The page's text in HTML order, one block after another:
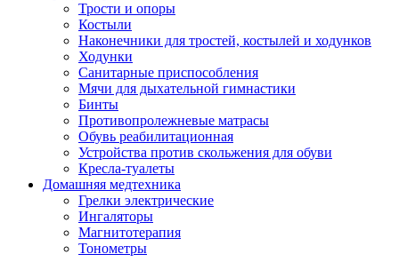
Трости и опоры
Костыли
Наконечники для тростей, костылей и ходунков
Ходунки
Санитарные приспособления
Мячи для дыхательной гимнастики
Бинты
Противопролежневые матрасы
Обувь реабилитационная
Устройства против скольжения для обуви
Кресла-туалеты
Домашняя медтехника
Грелки электрические
Ингаляторы
Магнитотерапия
Тонометры